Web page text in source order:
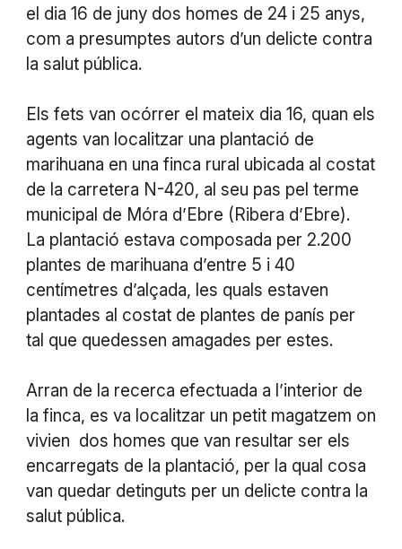
el dia 16 de juny dos homes de 24 i 25 anys,
com a presumptes autors d’un delicte contra
la salut pública.
Els fets van ocórrer el mateix dia 16, quan els
agents van localitzar una plantació de
marihuana en una finca rural ubicada al costat
de la carretera N-420, al seu pas pel terme
municipal de Móra d’Ebre (Ribera d’Ebre).
La plantació estava composada per 2.200
plantes de marihuana d’entre 5 i 40
centímetres d’alçada, les quals estaven
plantades al costat de plantes de panís per
tal que quedessen amagades per estes.
Arran de la recerca efectuada a l’interior de
la finca, es va localitzar un petit magatzem on
vivien dos homes que van resultar ser els
encarregats de la plantació, per la qual cosa
van quedar detinguts per un delicte contra la
salut pública.